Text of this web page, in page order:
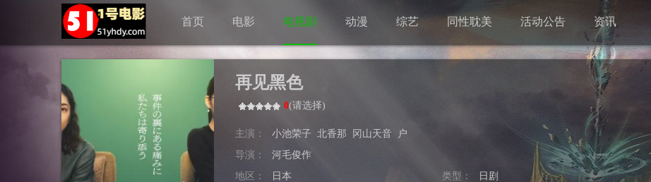
首页 电影 电视剧 动漫 综艺 同性耽美 活动公告 资讯
再见黑色
0(请选择)
主演： 小池荣子 北香那 冈山天音
户
导演：
河毛俊作
地区：
日本 类型：
日剧